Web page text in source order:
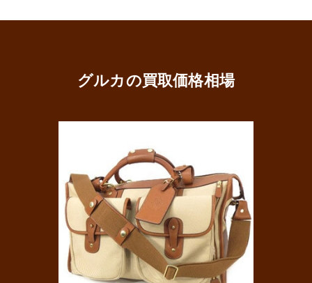
グルカの買取価格相場